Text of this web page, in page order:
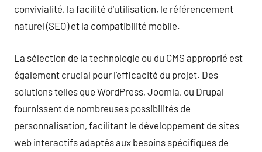
convivialité, la facilité d’utilisation, le référencement
naturel (SEO) et la compatibilité mobile.
La sélection de la technologie ou du CMS approprié est
également crucial pour l’efficacité du projet. Des
solutions telles que WordPress, Joomla, ou Drupal
fournissent de nombreuses possibilités de
personnalisation, facilitant le développement de sites
web interactifs adaptés aux besoins spécifiques de